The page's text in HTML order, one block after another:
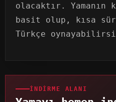
olacaktır. Yamanın
basit olup, kısa
Türkçe
İNDIRME ALANI